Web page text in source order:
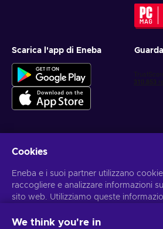
Scarica l'app di Eneba
Ottieni offerte di gioco personalizzate
Puoi annullare l'iscrizione in qualsiasi
Cookies
Eneba e i suoi partner utilizzano
raccogliere e analizzare informazioni
sito web. Utilizziamo queste
personali potrebbero anche essere
We think you're in